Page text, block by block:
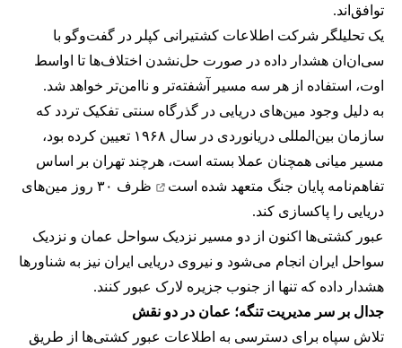
توافق‌اند.
یک تحلیلگر شرکت اطلاعات کشتیرانی کپلر در گفت‌و‌گو با
سی‌ان‌ان هشدار داده در صورت حل‌نشدن اختلاف‌ها تا اواسط
اوت، استفاده از هر سه مسیر آشفته‌تر و ناامن‌تر خواهد شد.
به دلیل وجود مین‌های دریایی در گذرگاه سنتی تفکیک تردد که
سازمان بین‌المللی دریانوردی در سال ۱۹۶۸ تعیین کرده بود،
مسیر میانی همچنان عملا بسته است، هرچند تهران بر اساس
تفاهم‌نامه پایان جنگ متعهد شده است
ظرف ۳۰ روز مین‌های
دریایی را پاکسازی کند.
عبور کشتی‌ها اکنون از دو مسیر نزدیک سواحل عمان و نزدیک
سواحل ایران انجام می‌شود و نیروی دریایی ایران نیز به شناورها
هشدار داده که تنها از جنوب جزیره لارک عبور کنند.
جدال بر سر مدیریت تنگه؛ عمان در دو نقش
تلاش سپاه برای دسترسی به اطلاعات عبور کشتی‌ها از طریق